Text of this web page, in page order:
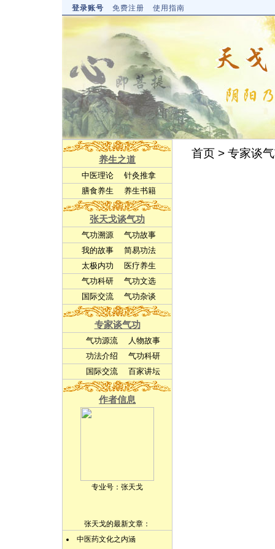
登录账号 免费注册 使用指南
养生之道
中医理论
针灸推拿
膳食养生
养生书籍
张天戈谈气功
气功溯源
气功故事
我的故事
简易功法
太极内功
医疗养生
气功科研
气功文选
国际交流
气功杂谈
专家谈气功
气功源流
人物故事
功法介绍
气功科研
国际交流
百家讲坛
作者信息
专业号： 张天戈
张天戈的最新文章：
中医药文化之内涵
首页 > 专家谈